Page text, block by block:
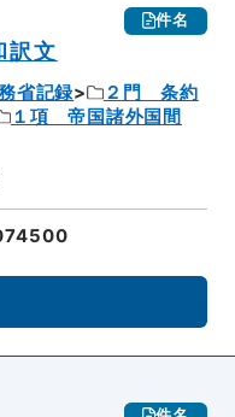
件名
訳文
省記録
２門 条約
１項 帝国諸外国間